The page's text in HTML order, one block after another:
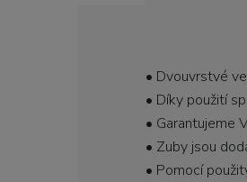
• Dvouvrstvé
• Díky použití
• Garantujeme
• Zuby jsou
• Pomocí